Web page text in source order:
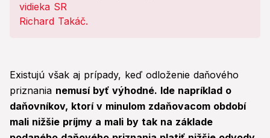
Existujú však aj prípady, keď odloženie daňového
priznania nemusí byť výhodné. Ide napríklad o
daňovníkov, ktorí v minulom zdaňovacom období
mali nižšie príjmy a mali by tak na základe